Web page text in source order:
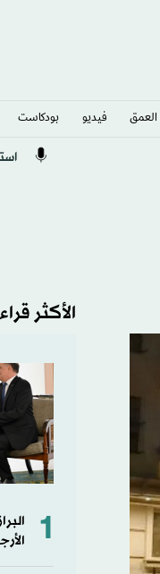
العمق فيديو بودكاست
الأكثر
1